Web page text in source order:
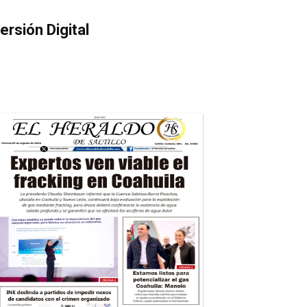
Digital